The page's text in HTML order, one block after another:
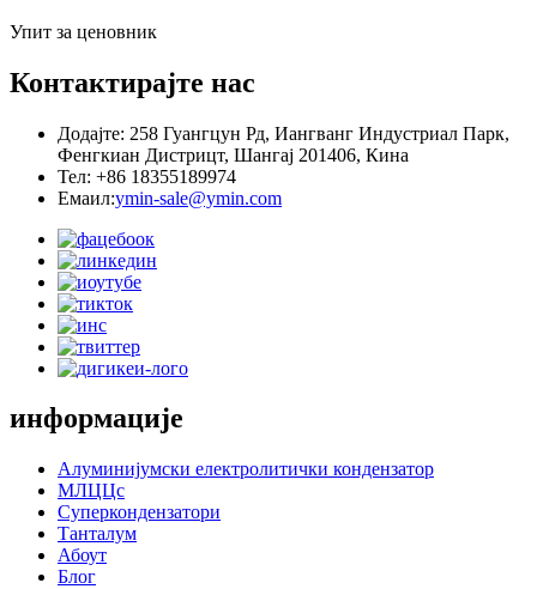
Упит за ценовник
Контактирајте нас
Додајте: 258 Гуангцун Рд, Иангванг Индустриал Парк,
Фенгкиан Дистрицт, Шангај 201406, Кина
Тел: +86 18355189974
Емаил:ymin-sale@ymin.com
информације
Алуминијумски електролитички кондензатор
МЛЦЦс
Суперкондензатори
Танталум
Абоут
Блог